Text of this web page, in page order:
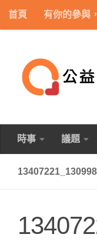
Skip to content
首頁 有你的參與
時事 議題